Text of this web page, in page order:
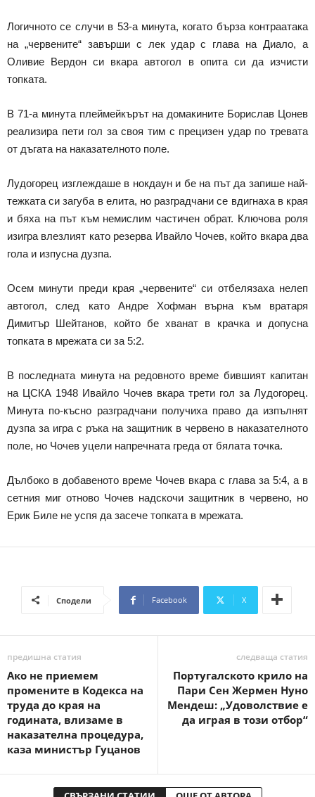
Логичното се случи в 53-а минута, когато бърза контраатака
на „червените“ завърши с лек удар с глава на Диало, а
Оливие Вердон си вкара автогол в опита си да изчисти
топката.
В 71-а минута плеймейкърът на домакините Борислав Цонев
реализира пети гол за своя тим с прецизен удар по тревата
от дъгата на наказателното поле.
Лудогорец изглеждаше в нокдаун и бе на път да запише най-
тежката си загуба в елита, но разградчани се вдигнаха в края
и бяха на път към немислим частичен обрат. Ключова роля
изигра влезлият като резерва Ивайло Чочев, който вкара два
гола и изпусна дузпа.
Осем минути преди края „червените“ си отбелязаха нелеп
автогол, след като Андре Хофман върна към вратаря
Димитър Шейтанов, който бе хванат в крачка и допусна
топката в мрежата си за 5:2.
В последната минута на редовното време бившият капитан
на ЦСКА 1948 Ивайло Чочев вкара трети гол за Лудогорец.
Минута по-късно разградчани получиха право да изпълнят
дузпа за игра с ръка на защитник в червено в наказателното
поле, но Чочев уцели напречната греда от бялата точка.
Дълбоко в добавеното време Чочев вкара с глава за 5:4, а в
сетния миг отново Чочев надскочи защитник в червено, но
Ерик Биле не успя да засече топката в мрежата.
Сподели Facebook X
предишна статия
Ако не приемем
промените в Кодекса на
труда до края на
годината, влизаме в
наказателна процедура,
каза министър Гуцанов
следваща статия
Португалското крило на
Пари Сен Жермен Нуно
Мендеш: „Удоволствие е
да играя в този отбор“